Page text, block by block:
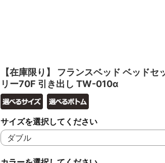
【在庫限り】 フランスベッド ベッドセ
リー70F 引き出し TW-010α
サイズを選択してください